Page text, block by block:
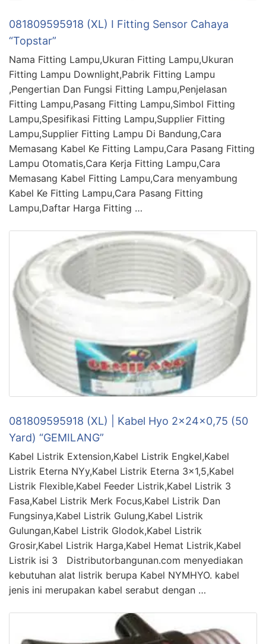
081809595918 (XL) I Fitting Sensor Cahaya
“Topstar”
Nama Fitting Lampu,Ukuran Fitting Lampu,Ukuran
Fitting Lampu Downlight,Pabrik Fitting Lampu
,Pengertian Dan Fungsi Fitting Lampu,Penjelasan
Fitting Lampu,Pasang Fitting Lampu,Simbol Fitting
Lampu,Spesifikasi Fitting Lampu,Supplier Fitting
Lampu,Supplier Fitting Lampu Di Bandung,Cara
Memasang Kabel Ke Fitting Lampu,Cara Pasang Fitting
Lampu Otomatis,Cara Kerja Fitting Lampu,Cara
Memasang Kabel Fitting Lampu,Cara menyambung
Kabel Ke Fitting Lampu,Cara Pasang Fitting
Lampu,Daftar Harga Fitting …
081809595918 (XL) | Kabel Hyo 2x24x0,75 (50
Yard) “GEMILANG”
Kabel Listrik Extension,Kabel Listrik Engkel,Kabel
Listrik Eterna NYy,Kabel Listrik Eterna 3×1,5,Kabel
Listrik Flexible,Kabel Feeder Listrik,Kabel Listrik 3
Fasa,Kabel Listrik Merk Focus,Kabel Listrik Dan
Fungsinya,Kabel Listrik Gulung,Kabel Listrik
Gulungan,Kabel Listrik Glodok,Kabel Listrik
Grosir,Kabel Listrik Harga,Kabel Hemat Listrik,Kabel
Listrik isi 3 Distributorbangunan.com menyediakan
kebutuhan alat listrik berupa Kabel NYMHYO. kabel
jenis ini merupakan kabel serabut dengan …